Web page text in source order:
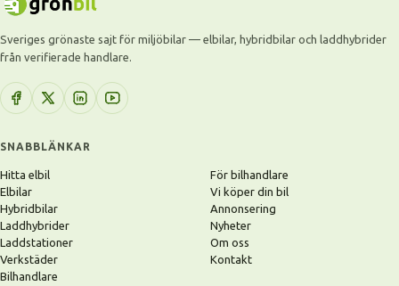
Sveriges grönaste sajt för miljöbilar — elbilar, hybridbilar och laddhybrider
från verifierade handlare.
SNABBLÄNKAR
Hitta elbil
Elbilar
Hybridbilar
Laddhybrider
Laddstationer
Verkstäder
Bilhandlare
För bilhandlare
Vi köper din bil
Annonsering
Nyheter
Om oss
Kontakt